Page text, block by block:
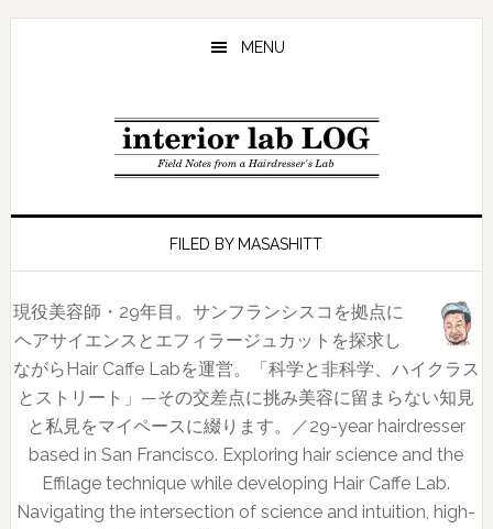
Skip
Skip
Skip
MENU
FILED BY MASASHITT
現役美容師・29年目。サンフランシスコを拠点に
ヘアサイエンスとエフィラージュカットを探求し
ながらHair Caffe Labを運営。「科学と非科学、ハイクラス
とストリート」—その交差点に挑み美容に留まらない知見
と私見をマイペースに綴ります。／29-year hairdresser
based in San Francisco. Exploring hair science and the
Effilage technique while developing Hair Caffe Lab.
Navigating the intersection of science and intuition, high-